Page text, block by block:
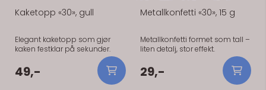
Kaketopp «30», gull
Elegant kaketopp som gjør
kaken festklar på sekunder.
49,-
Metallkonfetti «30», 15 g
Metallkonfetti formet som tall –
liten detalj, stor effekt.
29,-